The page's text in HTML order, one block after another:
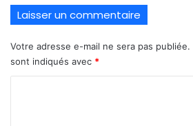
Laisser un commentaire
Votre adresse e-mail ne sera pas publiée.
sont indiqués avec *